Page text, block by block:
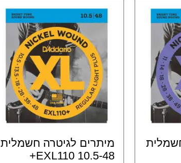
מיתרים לגיטרה חשמלית
10.5-48 EXL110+